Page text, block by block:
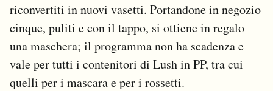
riconvertiti in nuovi vasetti. Portandone in negozio
cinque, puliti e con il tappo, si ottiene in regalo
una maschera; il programma non ha scadenza e
vale per tutti i contenitori di Lush in PP, tra cui
quelli per i mascara e per i rossetti.